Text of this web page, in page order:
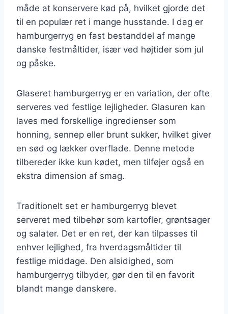
måde at konservere kød på, hvilket gjorde det
til en populær ret i mange husstande. I dag er
hamburgerryg en fast bestanddel af mange
danske festmåltider, især ved højtider som jul
og påske.
Glaseret hamburgerryg er en variation, der ofte
serveres ved festlige lejligheder. Glasuren kan
laves med forskellige ingredienser som
honning, sennep eller brunt sukker, hvilket giver
en sød og lækker overflade. Denne metode
tilbereder ikke kun kødet, men tilføjer også en
ekstra dimension af smag.
Traditionelt set er hamburgerryg blevet
serveret med tilbehør som kartofler, grøntsager
og salater. Det er en ret, der kan tilpasses til
enhver lejlighed, fra hverdagsmåltider til
festlige middage. Den alsidighed, som
hamburgerryg tilbyder, gør den til en favorit
blandt mange danskere.